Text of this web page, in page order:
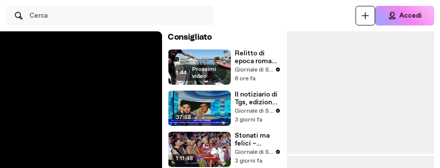
Cerca Accedi
Consigliato
1:44 | Prossimi
video
Relitto di
epoca romana
al largo di
Mazara
Giornale di Sicilia
6 ore fa
37:58
Il notiziario di
Tgs, edizione
del 5 agosto –
ore 13.50
Giornale di Sicilia
3 giorni fa
1:11:48
Stonati ma
felici –
Puntata 16Giornale di Sicilia
3 giorni fa